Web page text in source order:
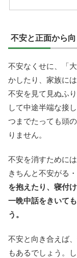
不安と正面から
不安なくせに、「
かしたり、家族に
不安を見て見ぬふ
して中途半端な接
つまでたっても頭
りません。
不安を消すために
きちんと不安がる
を抱えたり、寝付
一晩中話をきいて
う。
不安と向き合えば
もあるでしょう。